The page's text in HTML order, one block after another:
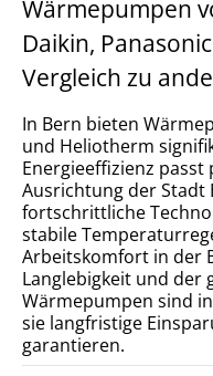
Wärmepumpen
Daikin,
Vergleich zu
In Bern bieten
und Heliotherm
Energieeffizienz
Ausrichtung der Stadt
fortschrittliche
stabile
Arbeitskomfort in der
Langlebigkeit und der
Wärmepumpen sind
sie langfristige
garantieren.